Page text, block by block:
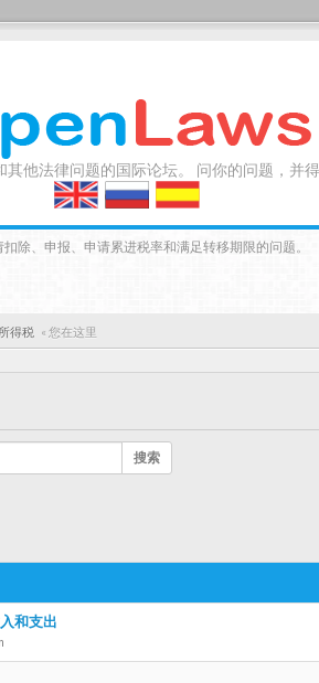
他法律问题的国际论坛。 问你的问题，并
除、申报、申请累进税率和满足转移期限的问题。
得税 « 您在这里
搜索
和支出